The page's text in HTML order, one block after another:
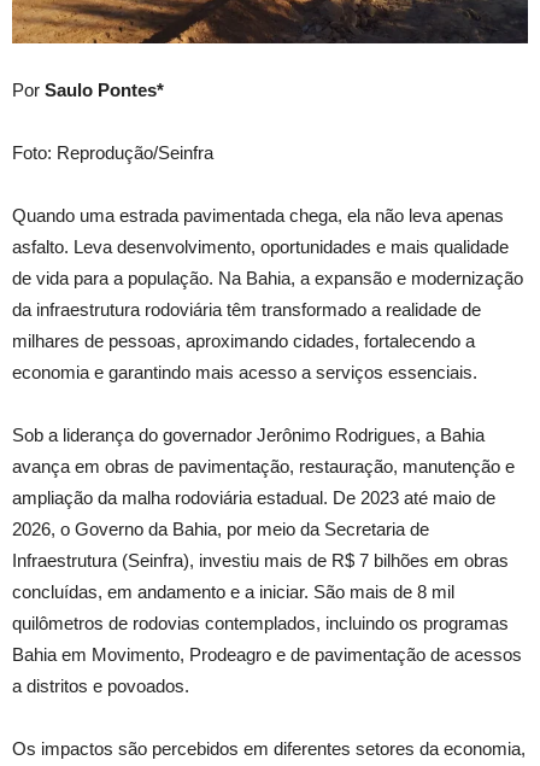
Por Saulo Pontes*
Foto: Reprodução/Seinfra
Quando uma estrada pavimentada chega, ela não leva apenas
asfalto. Leva desenvolvimento, oportunidades e mais qualidade
de vida para a população. Na Bahia, a expansão e modernização
da infraestrutura rodoviária têm transformado a realidade de
milhares de pessoas, aproximando cidades, fortalecendo a
economia e garantindo mais acesso a serviços essenciais.
Sob a liderança do governador Jerônimo Rodrigues, a Bahia
avança em obras de pavimentação, restauração, manutenção e
ampliação da malha rodoviária estadual. De 2023 até maio de
2026, o Governo da Bahia, por meio da Secretaria de
Infraestrutura (Seinfra), investiu mais de R$ 7 bilhões em obras
concluídas, em andamento e a iniciar. São mais de 8 mil
quilômetros de rodovias contemplados, incluindo os programas
Bahia em Movimento, Prodeagro e de pavimentação de acessos
a distritos e povoados.
Os impactos são percebidos em diferentes setores da economia,